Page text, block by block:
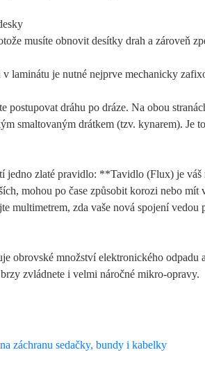
musíte obnovit desítky drah a zároveň
laminátu je nutné nejprve mechanicky
dráhu po dráze. Na obou
smaltovaným drátkem (tzv. kynarem). Je
jedno zlaté pravidlo: **Tavidlo (Flux) je
mohou po čase způsobit korozi nebo
multimetrem, zda vaše nová spojení vedou
obrovské množství elektronického
zvládnete i velmi náročné mikro-opravy.
záchranu sedačky, bundy i kabelky